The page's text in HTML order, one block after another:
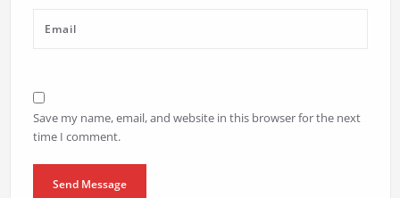
Save my name, email, and website in this browser for the next
time I comment.